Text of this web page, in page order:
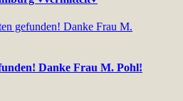
Danke Frau M. Pohl!